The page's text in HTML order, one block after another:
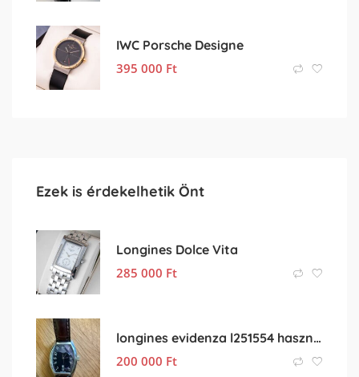
IWC Porsche Designe
395 000 Ft
Ezek is érdekelhetik Önt
Longines Dolce Vita
285 000 Ft
longines evidenza l251554 használt
200 000 Ft